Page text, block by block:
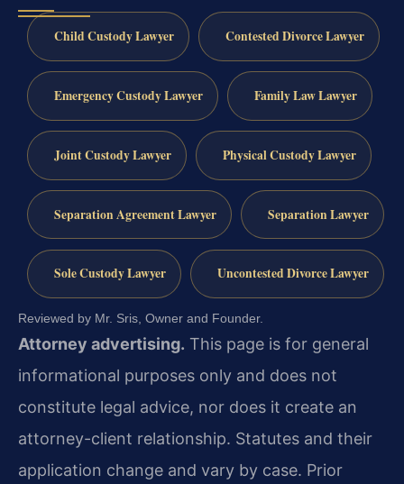
Child Custody Lawyer Contested Divorce Lawyer
Emergency Custody Lawyer Family Law Lawyer
Joint Custody Lawyer Physical Custody Lawyer
Separation Agreement Lawyer Separation Lawyer
Sole Custody Lawyer Uncontested Divorce Lawyer
Reviewed by Mr. Sris, Owner and Founder.
Attorney advertising. This page is for general
informational purposes only and does not
constitute legal advice, nor does it create an
attorney-client relationship. Statutes and their
application change and vary by case. Prior